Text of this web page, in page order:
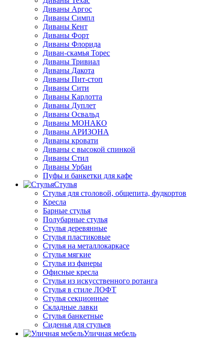
Диваны Аргос
Диваны Симпл
Диваны Кент
Диваны Форт
Диваны Флорида
Диван-скамья Торес
Диваны Тривиал
Диваны Дакота
Диваны Пит-стоп
Диваны Сити
Диваны Карлотта
Диваны Дуплет
Диваны Освальд
Диваны МОНАКО
Диваны АРИЗОНА
Диваны кровати
Диваны с высокой спинкой
Диваны Стил
Диваны Урбан
Пуфы и банкетки для кафе
Стулья
Стулья для столовой, общепита, фудкортов
Кресла
Барные стулья
Полубарные стулья
Стулья деревянные
Стулья пластиковые
Стулья на металлокаркасе
Стулья мягкие
Стулья из фанеры
Офисные кресла
Стулья из искусственного ротанга
Стулья в стиле ЛОФТ
Стулья секционные
Складные лавки
Стулья банкетные
Сиденья для стульев
Уличная мебель